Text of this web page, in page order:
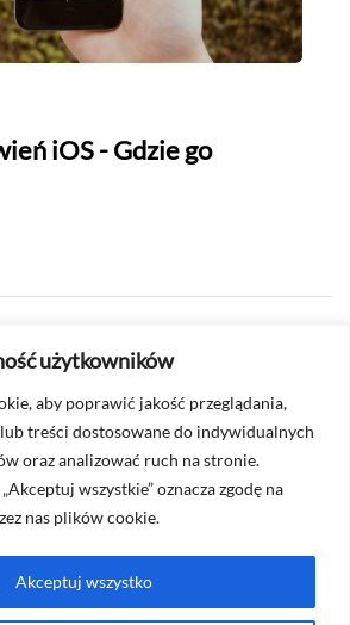
użytkowników
aby poprawić jakość przeglądania,
treści dostosowane do indywidualnych
oraz analizować ruch na stronie.
wszystkie” oznacza zgodę na
nas plików cookie.
Akceptuj wszystko
iOS - Gdzie go
Jak sprawdzić, czy ktoś mnie
ograniczył na Messengerze?
Czy na Whatsapp widać screenshoty?